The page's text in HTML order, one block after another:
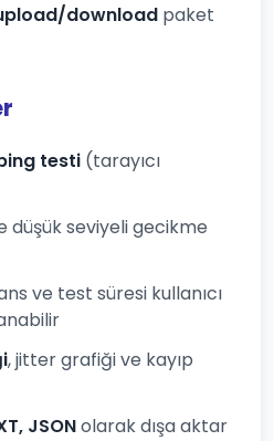
download paket
testi (tarayıcı
düşük seviyeli gecikme
ve test süresi kullanıcı
, jitter grafiği ve kayıp
JSONolarak dışa aktar